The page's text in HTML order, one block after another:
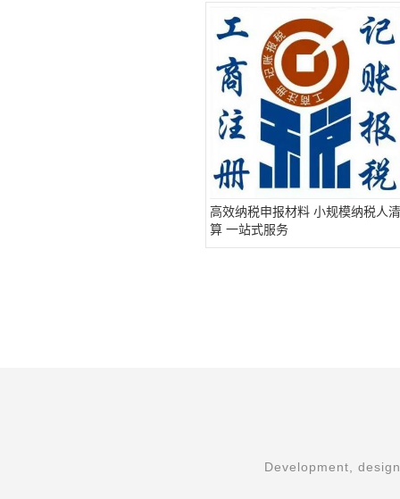
高效纳税申报材料 小规模纳税人清
算 一站式服务
Development,